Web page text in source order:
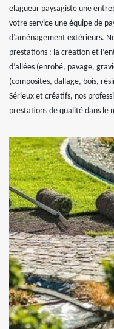
elagueur paysagiste une
votre service une équipe de
d’aménagement extérieurs.
prestations : la création et
d’allées (enrobé, pavage,
(composites, dallage, bois,
Sérieux et créatifs, nos
prestations de qualité dans le